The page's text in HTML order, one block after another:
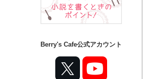
Berry's Cafe公式アカウント